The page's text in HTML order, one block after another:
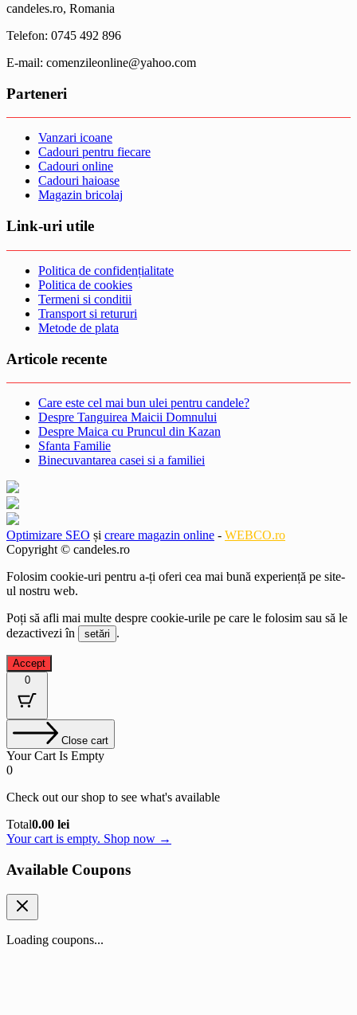
candeles.ro, Romania
Telefon: 0745 492 896
E-mail: comenzileonline@yahoo.com
Parteneri
Vanzari icoane
Cadouri pentru fiecare
Cadouri online
Cadouri haioase
Magazin bricolaj
Link-uri utile
Politica de confidențialitate
Politica de cookies
Termeni si conditii
Transport si retururi
Metode de plata
Articole recente
Care este cel mai bun ulei pentru candele?
Despre Tanguirea Maicii Domnului
Despre Maica cu Pruncul din Kazan
Sfanta Familie
Binecuvantarea casei si a familiei
Optimizare SEO și creare magazin online - WEBCO.ro
Copyright © candeles.ro
Folosim cookie-uri pentru a-ți oferi cea mai bună experiență pe site-
ul nostru web.
Poți să afli mai multe despre cookie-urile pe care le folosim sau să le
dezactivezi în
setări .
Accept
0
Close cart
Your Cart Is Empty
0
Check out our shop to see what's available
Cart
Total:
Total0.00 lei
Your cart is empty. Shop now →
Available Coupons
Loading coupons...